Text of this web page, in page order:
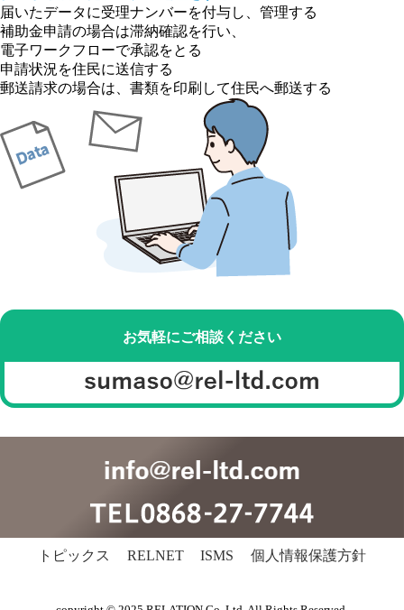
届いたデータに受理ナンバーを付与し、管理する
補助金申請の場合は滞納確認を行い、
電子ワークフローで承認をとる
申請状況を住民に送信する
郵送請求の場合は、書類を印刷して住民へ郵送する
お気軽にご相談ください
トピックス RELNET ISMS 個人情報保護方針